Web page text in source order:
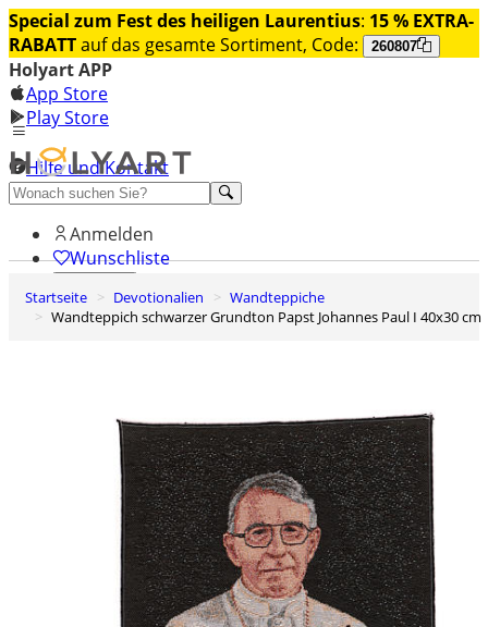
Special zum Fest des heiligen Laurentius: 15 % EXTRA-
RABATTauf das gesamte Sortiment, Code: 260807
Holyart APP
App Store
Play Store
Hilfe und Kontakt
Entdecken Sie Premium
Anmelden
Wunschliste
0
Warenkorb
Startseite Devotionalien
Wandteppiche
Wandteppich schwarzer Grundton Papst Johannes Paul I 40x30 cm